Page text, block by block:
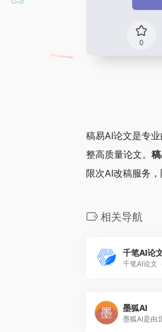
0
稿易AI论文是专
整高质量论文。
限次AI改稿服务
相关导航
千笔AI论
千笔AI论文
墨狐AI
墨狐AI是由